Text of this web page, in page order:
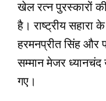
खेल रत्‍न पुरस्‍कारों
है। राष्‍ट्रीय
हरमनप्रीत सिंह और
सम्‍मान मेजर
गए।